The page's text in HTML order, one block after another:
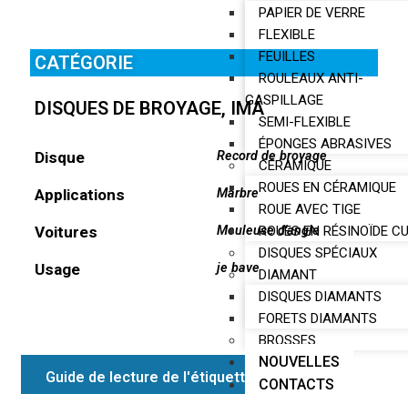
PAPIER DE VERRE
FLEXIBLE
FEUILLES
ROULEAUX ANTI-
GASPILLAGE
SEMI-FLEXIBLE
ÉPONGES ABRASIVES
CÉRAMIQUE
ROUES EN CÉRAMIQUE
ROUE AVEC TIGE
ROUES EN RÉSINOÏDE
DISQUES SPÉCIAUX
DIAMANT
DISQUES DIAMANTS
FORETS DIAMANTS
BROSSES
NOUVELLES
CONTACTS
CATÉGORIE
DISQUES DE BROYAGE, IMA
Disque Record de broyage
Applications Marbre
Voitures Meuleuse d'angle
Usage je bave
Guide de lecture de l'étiquette